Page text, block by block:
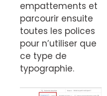
empattements et
parcourir ensuite
toutes les polices
pour n’utiliser que
ce type de
typographie.